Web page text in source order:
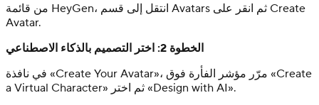
من قائمة HeyGen، انتقل إلى قسم Avatars ثم انقر على Create
Avatar.
الخطوة 2: اختر التصميم بالذكاء الاصطناعي
في نافذة «Create Your Avatar»، مرّر مؤشر الفأرة فوق «Create
a Virtual Character» ثم اختر «Design with AI».